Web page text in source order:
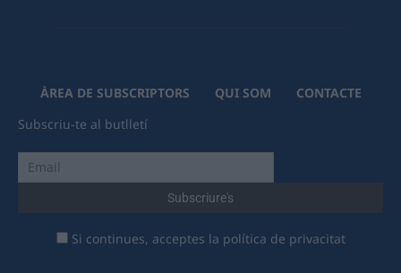
ÀREA DE SUBSCRIPTORS QUI SOM
CONTACTE
Subscriu-te al butlletí
Si continues, acceptes la política de privacitat